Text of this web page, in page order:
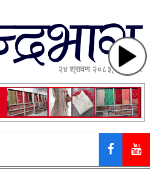
२४ श्रावण २०८३, आईतवार